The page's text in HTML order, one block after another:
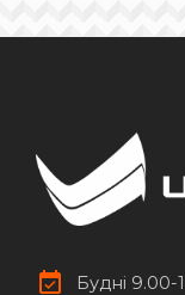
Будні 9.00-